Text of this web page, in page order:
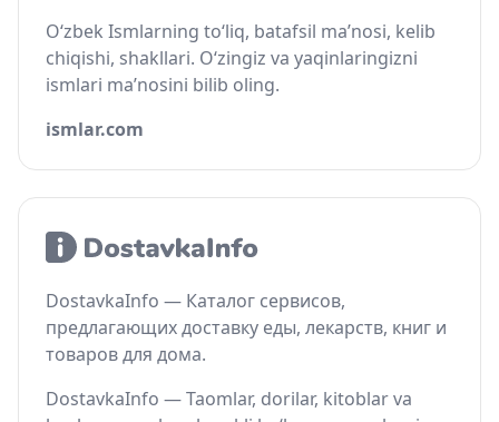
O‘zbek Ismlarning to‘liq, batafsil ma’nosi, kelib
chiqishi, shakllari. O‘zingiz va yaqinlaringizni
ismlari ma’nosini bilib oling.
ismlar.com
DostavkaInfo — Каталог сервисов,
предлагающих доставку еды, лекарств, книг и
товаров для дома.
DostavkaInfo — Taomlar, dorilar, kitoblar va